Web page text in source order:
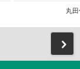
丸